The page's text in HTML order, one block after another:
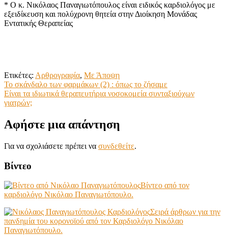
* Ο κ. Νικόλαος Παναγιωτόπουλος είναι ειδικός καρδιολόγος με
εξειδίκευση και πολύχρονη θητεία στην Διοίκηση Μονάδας
Εντατικής Θεραπείας
Ετικέτες: Αρθρογραφία, Με Άποψη
Πλοήγηση
άρθρων
Το σκάνδαλο των φαρμάκων (2) : όπως το ζήσαμε
Είναι τα ιδιωτικά θεραπευτήρια νοσοκομεία συνταξιούχων
γιατρών;
Αφήστε μια απάντηση
Για να σχολιάσετε πρέπει να συνδεθείτε.
Βίντεο
Βίντεο από τον
καρδιολόγο Νικόλαο Παναγιωτόπουλο.
Σειρά άρθρων για την
πανδημία του κορονοϊού από τον Καρδιολόγο Νικόλαο
Παναγιωτόπουλο.